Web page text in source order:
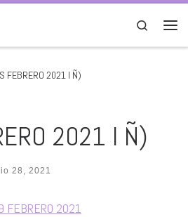
Search
FEBRERO 2021 I Ñ)
2021 I Ñ)
28, 2021
2021